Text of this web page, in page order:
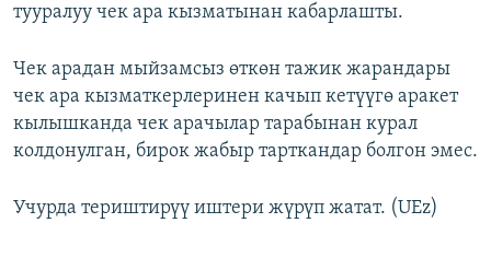
ЫҢГАЙСЫЗ СУРООЛОР
ЭЕ/АРнун бардык сайттары
тууралуу чек ара кызматынан кабарлашты.
Чек арадан мыйзамсыз өткөн тажик жарандары
чек ара кызматкерлеринен качып кетүүгө аракет
кылышканда чек арачылар тарабынан курал
колдонулган, бирок жабыр тарткандар болгон эмес.
Учурда териштирүү иштери жүрүп жатат. (UEz)